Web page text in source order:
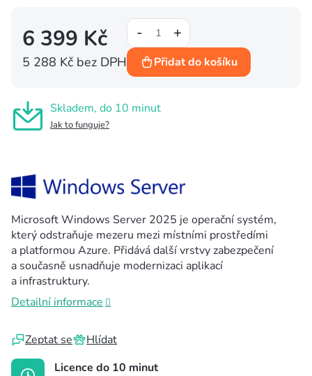
Skladem, do 10 minut
Jak to funguje?
Microsoft Windows Server 2025 je operační systém,
který odstraňuje mezeru mezi místními prostředími
a platformou Azure. Přidává další vrstvy zabezpečení
a současně usnadňuje modernizaci aplikací
a infrastruktury.
Detailní informace
Zeptat se Hlídat
6 399 Kč
5 288 Kč bez DPH Přidat do košíku
Licence do 10 minut